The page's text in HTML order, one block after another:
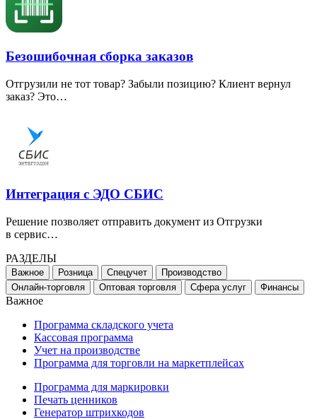
Безошибочная сборка заказов
Отгрузили не тот товар? Забыли позицию? Клиент вернул
заказ? Это…
Интеграция с ЭДО СБИС
Решение позволяет отправить документ из Отгрузки
в сервис…
РАЗДЕЛЫ
Важное Розница Спецучет
Производство
Онлайн-торговля
Оптовая торговля Сфера услуг Финансы
Важное
Программа складского учета
Кассовая программа
Учет на производстве
Программа для торговли на маркетплейсах
Программа для маркировки
Печать ценников
Генератор штрихкодов